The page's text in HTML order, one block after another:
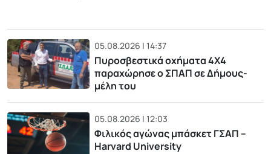
05.08.2026 | 14:37
Πυροσβεστικά οχήματα 4Χ4
παραχώρησε ο ΣΠΑΠ σε Δήμους-
μέλη του
05.08.2026 | 12:03
Φιλικός αγώνας μπάσκετ ΓΣΑΠ –
Harvard University